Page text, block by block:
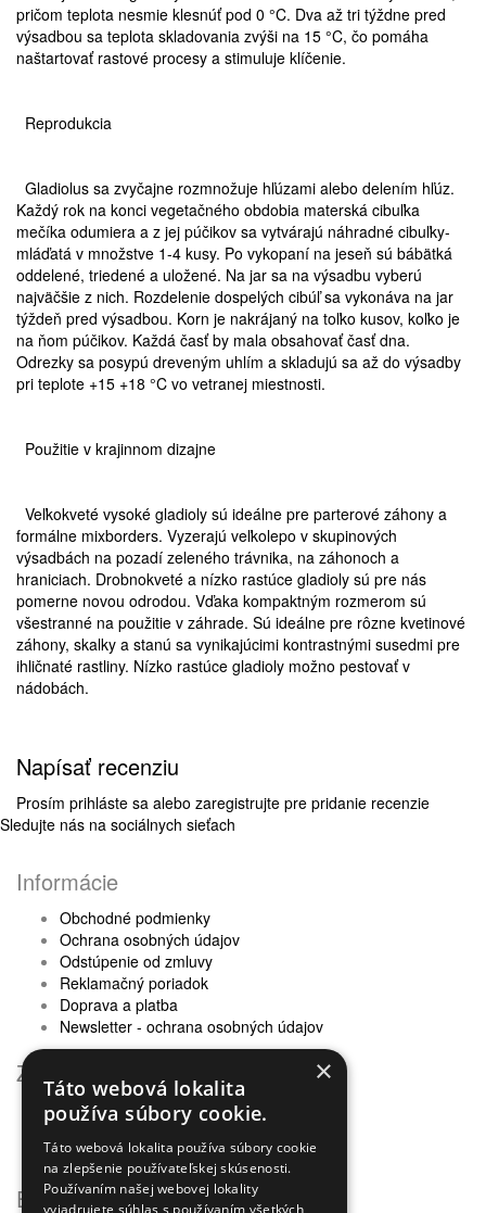
pričom teplota nesmie klesnúť pod 0 °C. Dva až tri týždne pred
výsadbou sa teplota skladovania zvýši na 15 °C, čo pomáha
naštartovať rastové procesy a stimuluje klíčenie.
Reprodukcia
Gladiolus sa zvyčajne rozmnožuje hľúzami alebo delením hľúz.
Každý rok na konci vegetačného obdobia materská cibuľka
mečíka odumiera a z jej púčikov sa vytvárajú náhradné cibuľky-
mláďatá v množstve 1-4 kusy. Po vykopaní na jeseň sú bábätká
oddelené, triedené a uložené. Na jar sa na výsadbu vyberú
najväčšie z nich. Rozdelenie dospelých cibúľ sa vykonáva na jar
týždeň pred výsadbou. Korn je nakrájaný na toľko kusov, koľko je
na ňom púčikov. Každá časť by mala obsahovať časť dna.
Odrezky sa posypú dreveným uhlím a skladujú sa až do výsadby
pri teplote +15 +18 °C vo vetranej miestnosti.
Použitie v krajinnom dizajne
Veľkokveté vysoké gladioly sú ideálne pre parterové záhony a
formálne mixborders. Vyzerajú veľkolepo v skupinových
výsadbách na pozadí zeleného trávnika, na záhonoch a
hraniciach. Drobnokveté a nízko rastúce gladioly sú pre nás
pomerne novou odrodou. Vďaka kompaktným rozmerom sú
všestranné na použitie v záhrade. Sú ideálne pre rôzne kvetinové
záhony, skalky a stanú sa vynikajúcimi kontrastnými susedmi pre
ihličnaté rastliny. Nízko rastúce gladioly možno pestovať v
nádobách.
Napísať recenziu
Prosím prihláste sa alebo zaregistrujte pre pridanie recenzie
Sledujte nás na sociálnych sieťach
Informácie
Obchodné podmienky
Ochrana osobných údajov
Odstúpenie od zmluvy
Reklamačný poriadok
Doprava a platba
Newsletter - ochrana osobných údajov
Zákaznícky servis
Kontaktujte nás
Mapa stránok
Extra
×
Táto webová lokalita
používa súbory cookie.
Táto webová lokalita používa súbory cookie
na zlepšenie používateľskej skúsenosti.
Používaním našej webovej lokality
vyjadrujete súhlas s používaním všetkých